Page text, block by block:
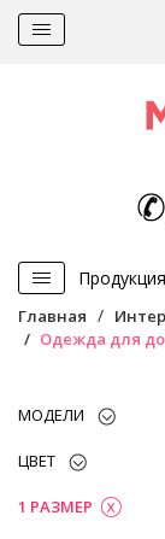
Продукция
Главная
Одежда для
МОДЕЛИ
ЦВЕТ
1 РАЗМЕР